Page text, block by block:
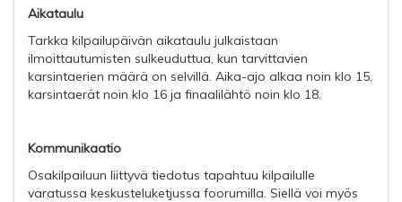
Aikataulu
Tarkka kilpailupäivän aikataulu julkaistaan
ilmoittautumisten sulkeuduttua, kun tarvittavien
karsintaerien määrä on selvillä. Aika-ajo alkaa noin klo 15,
karsintaerät noin klo 16 ja finaalilähtö noin klo 18.
Kommunikaatio
Osakilpailuun liittyvä tiedotus tapahtuu kilpailulle
varatussa keskusteluketjussa foorumilla. Siellä voi myös